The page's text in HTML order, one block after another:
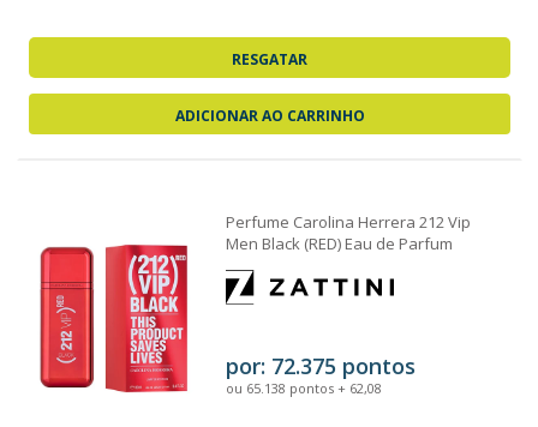
RESGATAR
ADICIONAR AO CARRINHO
Perfume Carolina Herrera 212 Vip
Men Black (RED) Eau de Parfum
Masculino 100ml
por: 72.375 pontos
ou 65.138 pontos + 62,08